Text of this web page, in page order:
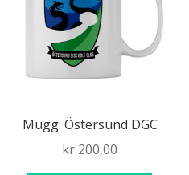
Mugg: Östersund DGC
kr 200,00